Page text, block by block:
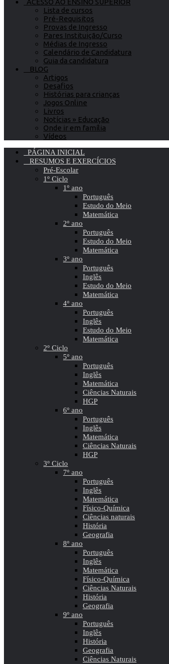
ACESSO AO ENSINO SUPERIOR
Lista de cursos
Pré-Requisitos
Provas de Ingresso
Pares Instituição/Curso
Médias de Ingresso
Calendário de Candidatura
Guia da candidatura
BLOG
Artigos
Desafios
Histórias para crianças
Jogos Online
Livros
Notícias » Educação
Onde ir em família
Vídeos
PÁGINA INICIAL
RESUMOS E EXERCÍCIOS
Pré-Escolar
1º Ciclo
1º ano
Português
Estudo do Meio
Matemática
2º ano
Português
Estudo do Meio
Matemática
3º ano
Português
Inglês
Estudo do Meio
Matemática
4º ano
Português
Inglês
Estudo do Meio
Matemática
2º Ciclo
5º ano
Português
Inglês
Matemática
Ciências Naturais
HGP
6º ano
Português
Inglês
Matemática
Ciências Naturais
HGP
3º Ciclo
7º ano
Português
Inglês
Matemática
Físico-Química
Ciências naturais
História
Geografia
8º ano
Português
Inglês
Matemática
Físico-Química
Ciências Naturais
História
Geografia
9º ano
Português
Inglês
História
Geografia
Ciências Naturais